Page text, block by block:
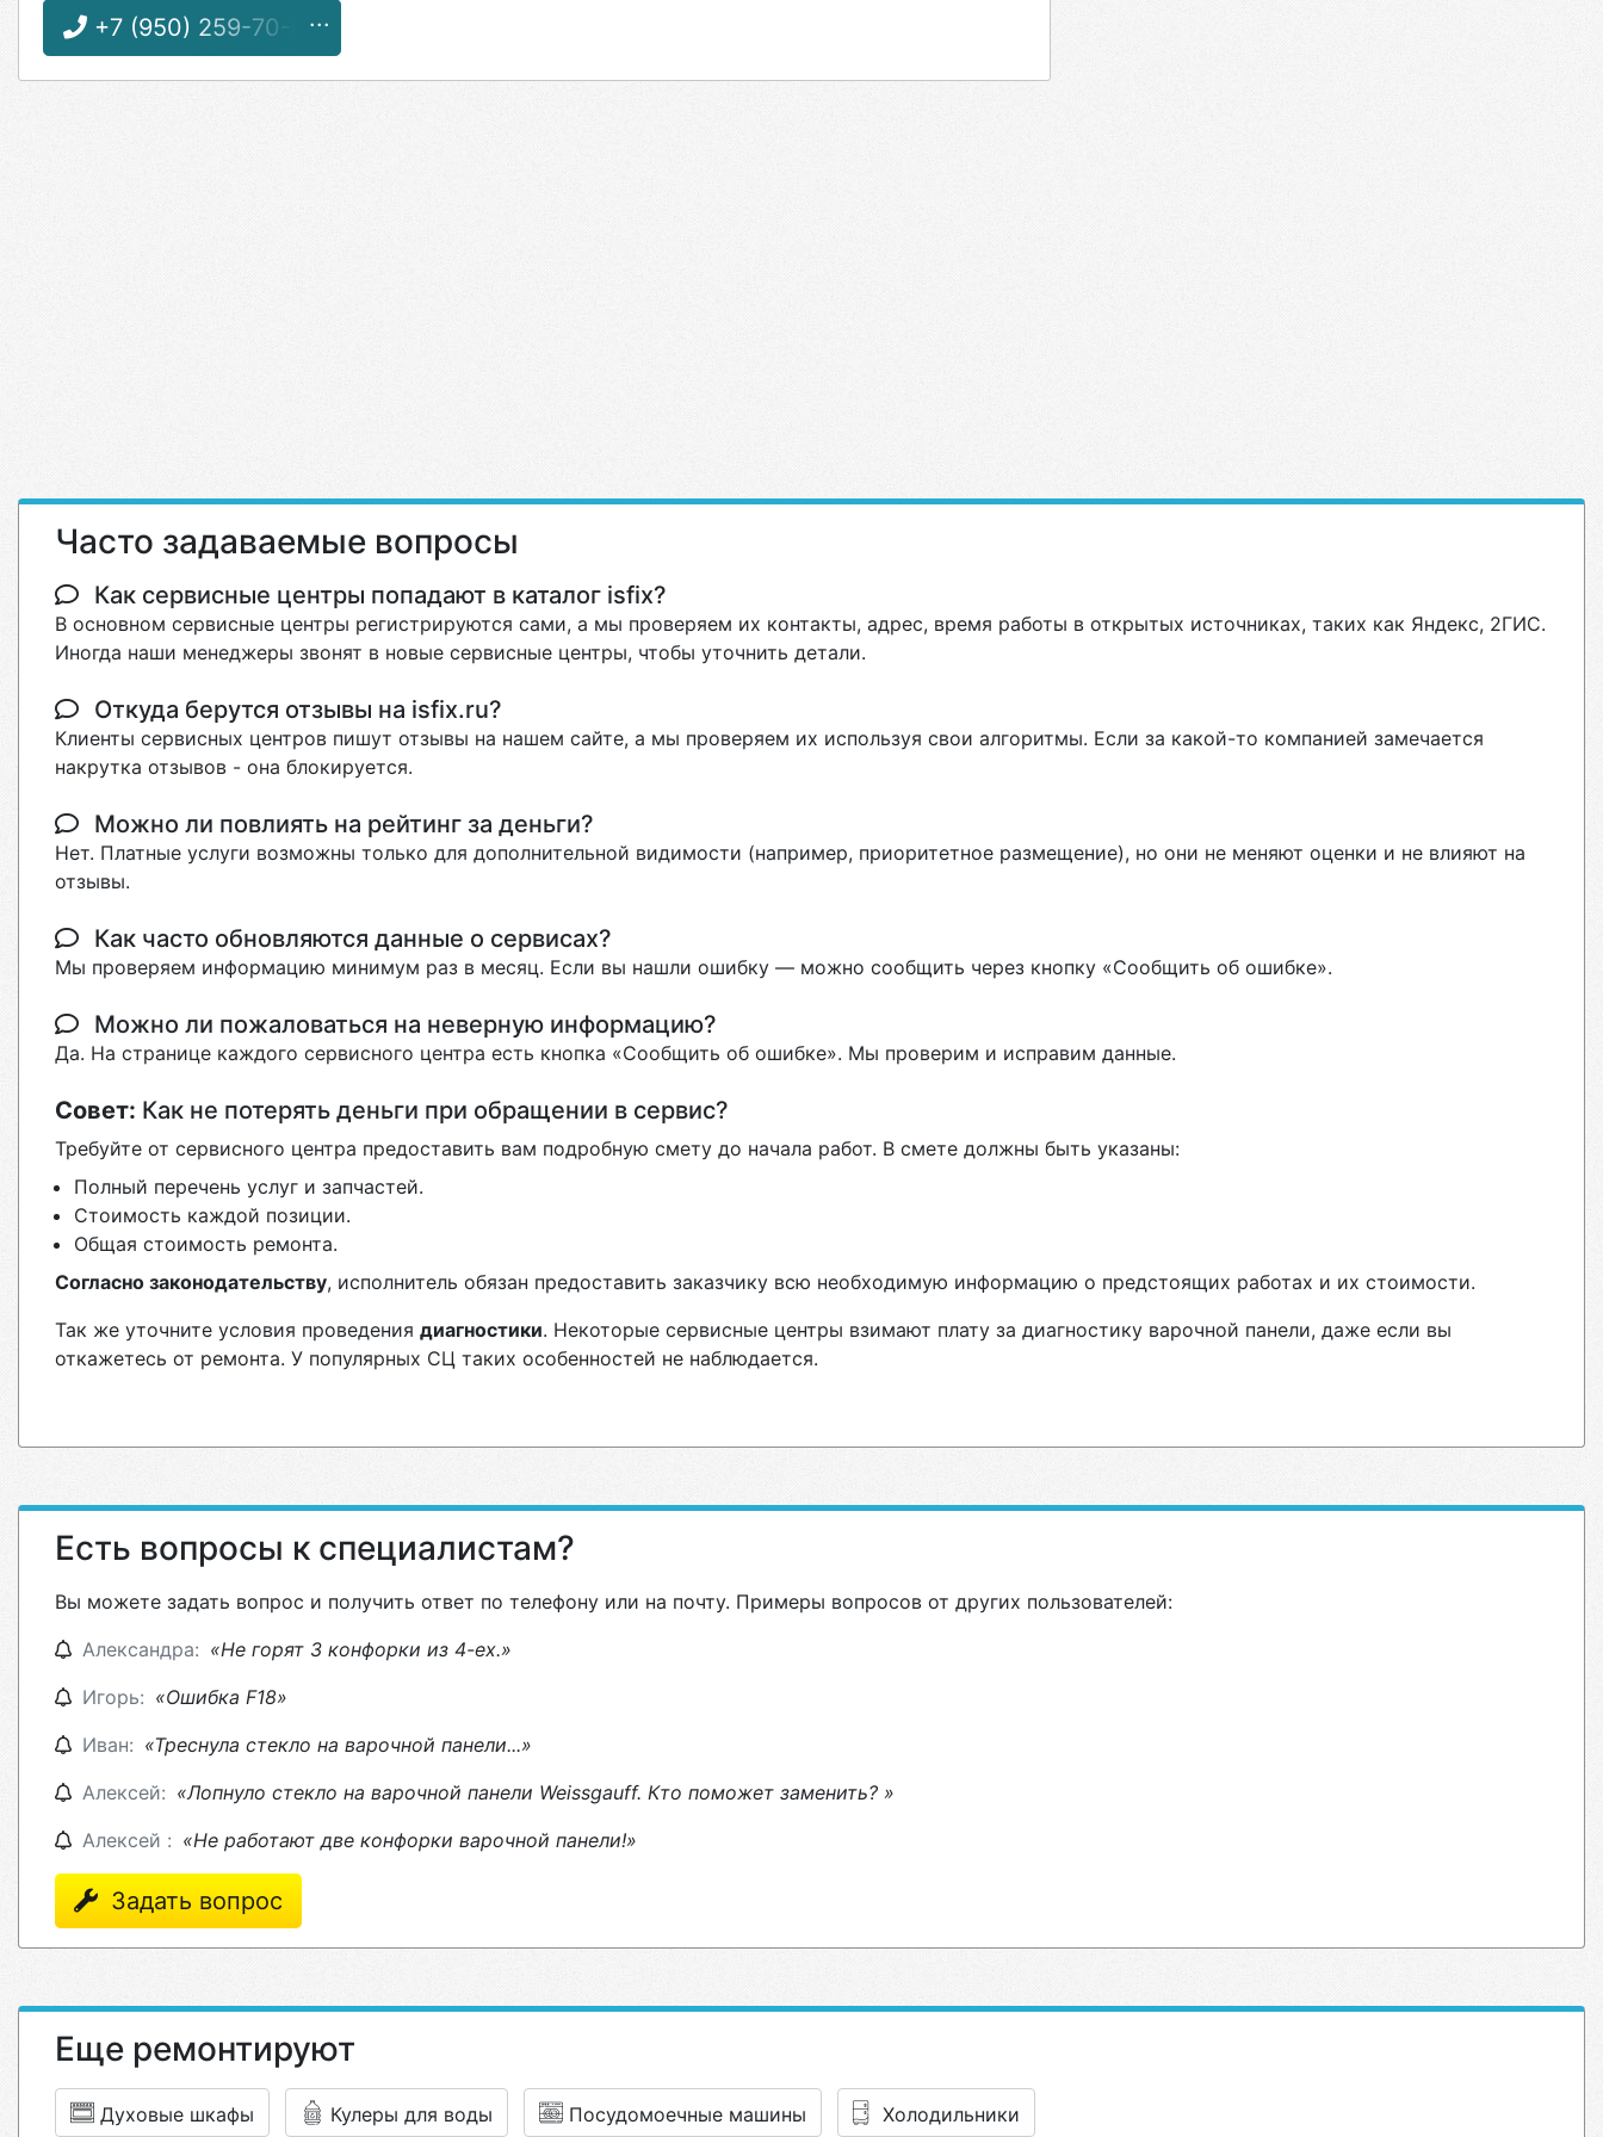
+7 (950) 259-70-64
Часто задаваемые вопросы
Как сервисные центры попадают в каталог isfix?
В основном сервисные центры регистрируются сами, а мы проверяем их контакты, адрес, время работы в открытых источниках, таких как Яндекс, 2ГИС.
Иногда наши менеджеры звонят в новые сервисные центры, чтобы уточнить детали.
Откуда берутся отзывы на isfix.ru?
Клиенты сервисных центров пишут отзывы на нашем сайте, а мы проверяем их используя свои алгоритмы. Если за какой-то компанией замечается
накрутка отзывов - она блокируется.
Можно ли повлиять на рейтинг за деньги?
Нет. Платные услуги возможны только для дополнительной видимости (например, приоритетное размещение), но они не меняют оценки и не влияют на
отзывы.
Как часто обновляются данные о сервисах?
Мы проверяем информацию минимум раз в месяц. Если вы нашли ошибку — можно сообщить через кнопку «Сообщить об ошибке».
Можно ли пожаловаться на неверную информацию?
Да. На странице каждого сервисного центра есть кнопка «Сообщить об ошибке». Мы проверим и исправим данные.
Совет: Как не потерять деньги при обращении в сервис?
Требуйте от сервисного центра предоставить вам подробную смету до начала работ. В смете должны быть указаны:
Полный перечень услуг и запчастей.
Стоимость каждой позиции.
Общая стоимость ремонта.
Согласно законодательству, исполнитель обязан предоставить заказчику всю необходимую информацию о предстоящих работах и их стоимости.
Так же уточните условия проведения диагностики. Некоторые сервисные центры взимают плату за диагностику варочной панели, даже если вы
откажетесь от ремонта. У популярных СЦ таких особенностей не наблюдается.
Есть вопросы к специалистам?
Вы можете задать вопрос и получить ответ по телефону или на почту. Примеры вопросов от других пользователей:
Александра: «Не горят 3 конфорки из 4-ех.»
Игорь: «Ошибка F18»
Иван: «Треснула стекло на варочной панели...»
Алексей: «Лопнуло стекло на варочной панели Weissgauff. Кто поможет заменить? »
Алексей : «Не работают две конфорки варочной панели!»
Задать вопрос
Еще ремонтируют
Духовые шкафы Кулеры для воды Посудомоечные машины Холодильники